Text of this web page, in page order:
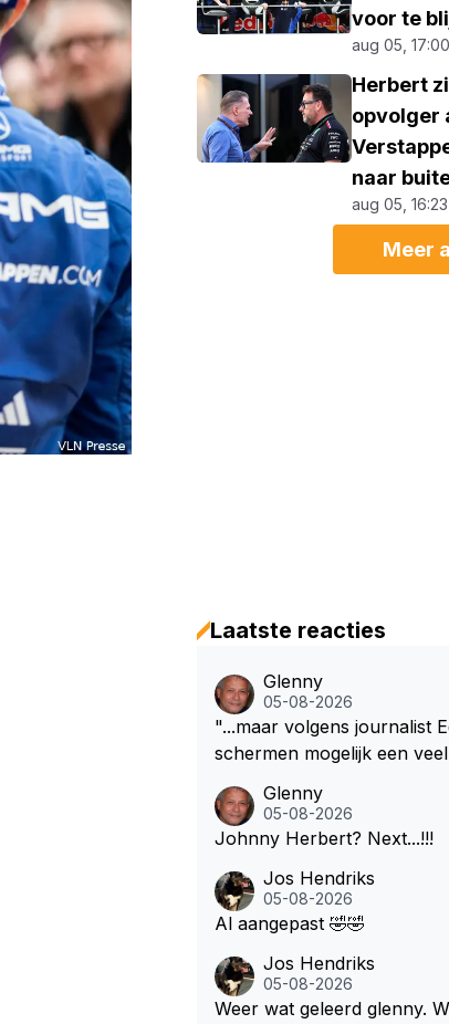
voor te
aug 05, 17:00
Herbert
opvolger
naar
aug 05, 16:23
Meer
Laatste reacties
Glenny
05-08-2026
"...maar volgens journalist
schermen mogelijk een veel
Glenny
05-08-2026
Johnny Herbert? Next...!!!
Jos Hendriks
05-08-2026
Al aangepast 🤣🤣
Jos Hendriks
05-08-2026
Weer wat geleerd glenny.